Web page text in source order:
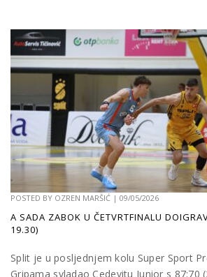
POSTED BY OZREN MARŠIĆ | 09/05/2026
A SADA ZABOK U ČETVRTFINALU
19.30)
Split je u posljednjem kolu Super Sport
Gripama svladao Cedevitu Junior s 87:70